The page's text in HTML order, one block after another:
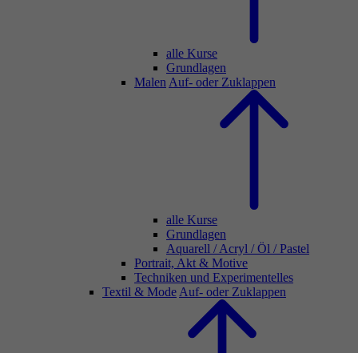
alle Kurse
Grundlagen
Malen Auf- oder Zuklappen
alle Kurse
Grundlagen
Aquarell / Acryl / Öl / Pastel
Portrait, Akt & Motive
Techniken und Experimentelles
Textil & Mode Auf- oder Zuklappen